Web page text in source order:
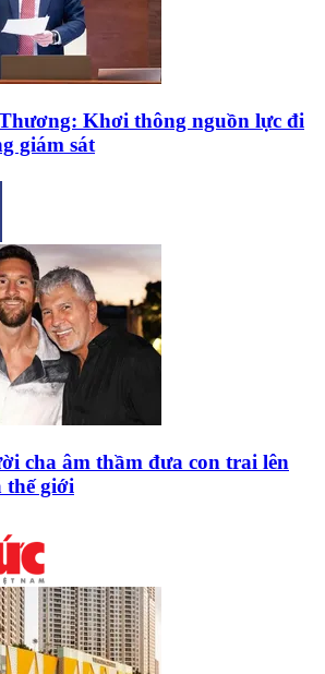
Khơi thông nguồn lực đi
giám sát
cha âm thầm đưa con trai lên
thế giới